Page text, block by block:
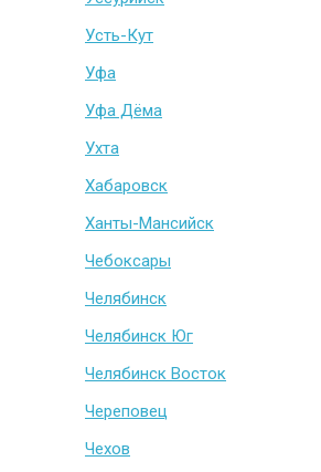
Усть-Кут
Уфа
Уфа Дёма
Ухта
Хабаровск
Ханты-Мансийск
Чебоксары
Челябинск
Челябинск Юг
Челябинск Восток
Череповец
Чехов